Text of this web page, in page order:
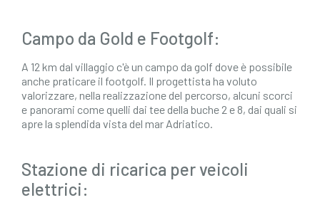
Campo da Gold e Footgolf:
A 12 km dal villaggio c'è un campo da golf dove è possibile
anche praticare il footgolf. Il progettista ha voluto
valorizzare, nella realizzazione del percorso, alcuni scorci
e panorami come quelli dai tee della buche 2 e 8, dai quali si
apre la splendida vista del mar Adriatico.
Stazione di ricarica per veicoli
elettrici: